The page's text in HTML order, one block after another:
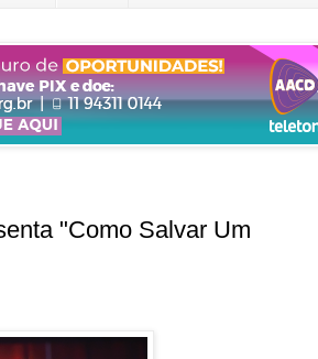
"Como Salvar Um